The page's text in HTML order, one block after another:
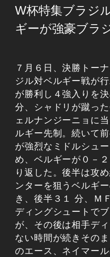
W杯特集ブラジ
ギーが強豪ブラ
７月６日、決勝トー
ジル対ベルギー戦が
が勝利し４強入りを
分、シャドリが蹴っ
ェルナンジーニョに
ルギー先制。続いて
が強烈なミドルシュ
め、ベルギーが０－
り返した。後半は攻
ンターを狙うベルギ
き、後半３１ 分、Ｍ
ディングシュートで
が、その後は相手デ
ない時間が続きその
のエース、ネイマー